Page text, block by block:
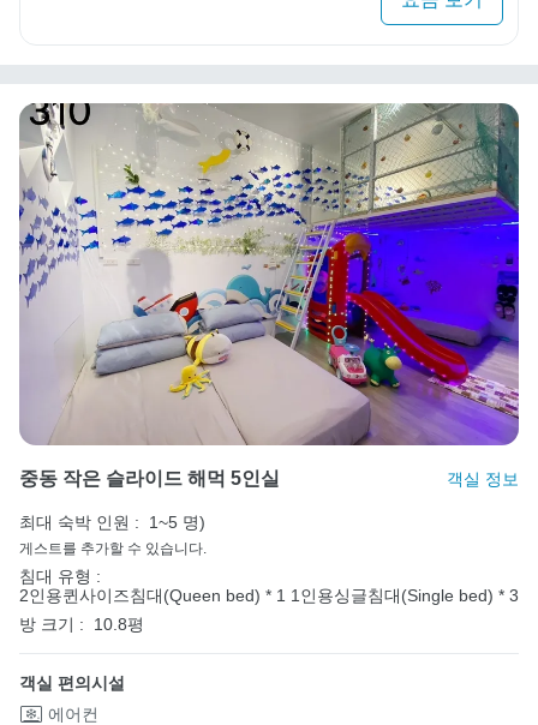
중동 작은 슬라이드 해먹 5인실 객실 정보
최대 숙박 인원 : 1~5 명)
게스트를 추가할 수 있습니다.
침대 유형 :
2인용퀸사이즈침대(Queen bed) * 1 1인용싱글침대(Single bed) * 3
방 크기 :
10.8평
객실 편의시설
에어컨